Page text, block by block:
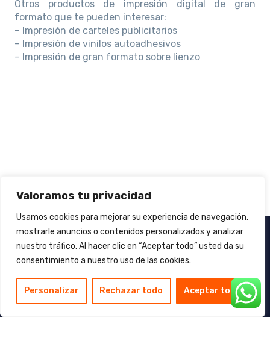
Valoramos tu privacidad
Usamos cookies para mejorar su experiencia de navegación,
mostrarle anuncios o contenidos personalizados y analizar
nuestro tráfico. Al hacer clic en “Aceptar todo” usted da su
consentimiento a nuestro uso de las cookies.
Personalizar Rechazar todo Aceptar todo
Otros productos de impresión digital de gran
formato que te pueden interesar:
– Impresión de carteles publicitarios
– Impresión de vinilos autoadhesivos
– Impresión de gran formato sobre lienzo